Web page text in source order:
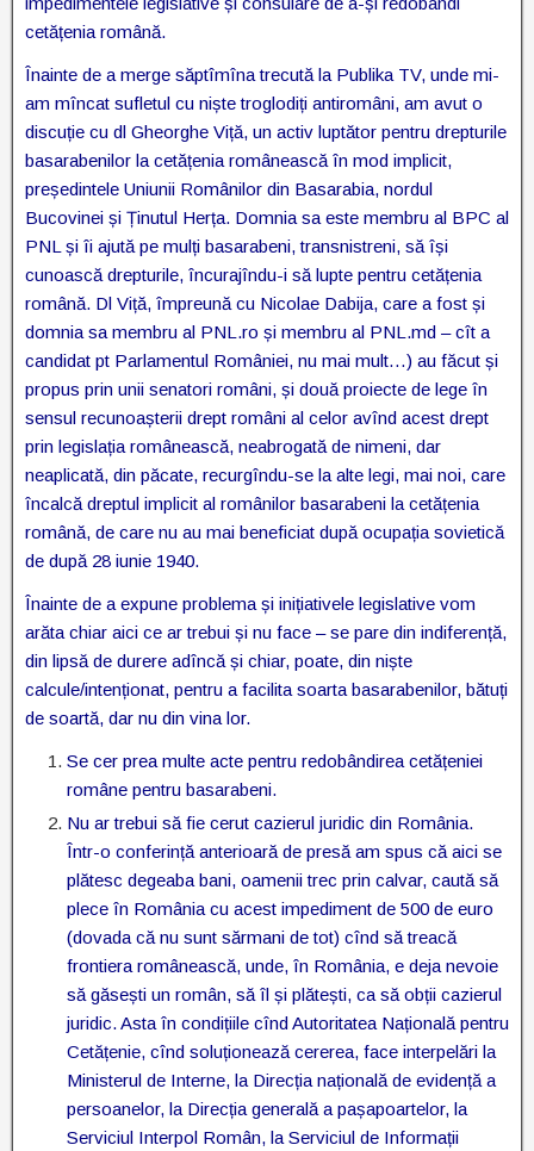
cetățenia română.
Înainte de a merge săptîmîna trecută la Publika TV, unde mi-
am mîncat sufletul cu niște troglodiți antiromâni, am avut o
discuție cu dl Gheorghe Viță, un activ luptător pentru drepturile
basarabenilor la cetățenia românească în mod implicit,
președintele Uniunii Românilor din Basarabia, nordul
Bucovinei și Ținutul Herța. Domnia sa este membru al BPC al
PNL și îi ajută pe mulți basarabeni, transnistreni, să își
cunoască drepturile, încurajîndu-i să lupte pentru cetățenia
română. Dl Viță, împreună cu Nicolae Dabija, care a fost și
domnia sa membru al PNL.ro și membru al PNL.md – cît a
candidat pt Parlamentul României, nu mai mult…) au făcut și
propus prin unii senatori români, și două proiecte de lege în
sensul recunoașterii drept români al celor avînd acest drept
prin legislația românească, neabrogată de nimeni, dar
neaplicată, din păcate, recurgîndu-se la alte legi, mai noi, care
încalcă dreptul implicit al românilor basarabeni la cetățenia
română, de care nu au mai beneficiat după ocupația sovietică
de după 28 iunie 1940.
Înainte de a expune problema și inițiativele legislative vom
arăta chiar aici ce ar trebui și nu face – se pare din indiferență,
din lipsă de durere adîncă și chiar, poate, din niște
calcule/intenționat, pentru a facilita soarta basarabenilor, bătuți
de soartă, dar nu din vina lor.
Se cer prea multe acte pentru redobândirea cetățeniei
române pentru basarabeni.
Nu ar trebui să fie cerut cazierul juridic din România.
Într-o conferință anterioară de presă am spus că aici se
plătesc degeaba bani, oamenii trec prin calvar, caută să
plece în România cu acest impediment de 500 de euro
(dovada că nu sunt sărmani de tot) cînd să treacă
frontiera românească, unde, în România, e deja nevoie
să găsești un român, să îl și plătești, ca să obții cazierul
juridic. Asta în condițiile cînd Autoritatea Națională pentru
Cetățenie, cînd soluționează cererea, face interpelări la
Ministerul de Interne, la Direcția națională de evidență a
persoanelor, la Direcția generală a pașapoartelor, la
Serviciul Interpol Român, la Serviciul de Informații